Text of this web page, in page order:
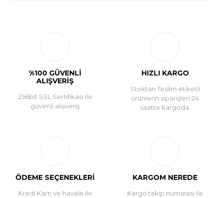
%100 GÜVENLİ
ALIŞVERİŞ
256bit SSL Sertifikası ile
güvenli alışveriş
HIZLI KARGO
Stoktan Teslim etiketli
ürünlerin siparişleri 24
saatte kargoda.
ÖDEME SEÇENEKLERİ
Kredi Kartı ve havale ile
KARGOM NEREDE
Kargo takip numarası ile